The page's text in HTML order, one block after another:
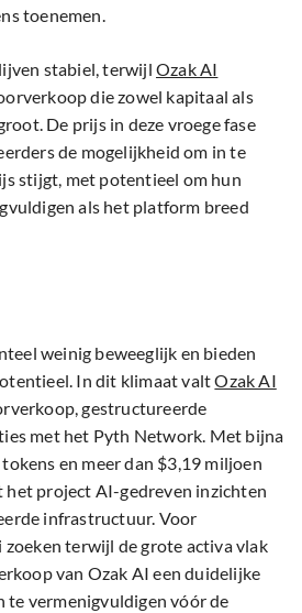
toenemen.
stabiel, terwijl Ozak AI
die zowel kapitaal als
De prijs in deze vroege fase
de mogelijkheid om in te
stijgt, met potentieel om hun
als het platform breed
weinig beweeglijk en bieden
In dit klimaat valtOzak AI
gestructureerde
met het Pyth Network. Met bijna
en meer dan $3,19 miljoen
het project AI-gedreven inzichten
infrastructuur. Voor
zoeken terwijl de grote activa vlak
van Ozak AI een duidelijke
te vermenigvuldigen vóór de